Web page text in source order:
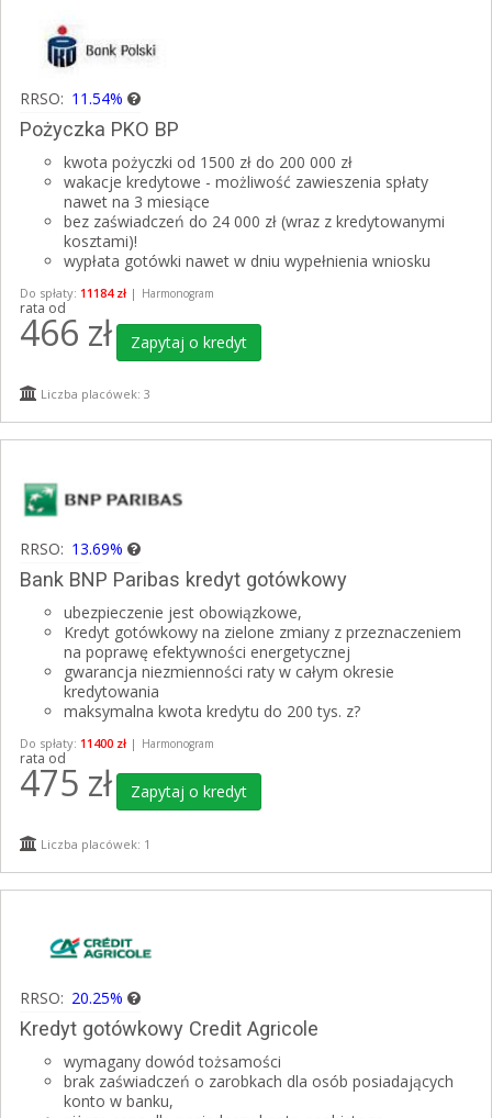
RRSO: 11.54%
Pożyczka PKO BP
kwota pożyczki od 1500 zł do 200 000 zł
wakacje kredytowe - możliwość zawieszenia spłaty
nawet na 3 miesiące
bez zaświadczeń do 24 000 zł (wraz z kredytowanymi
kosztami)!
wypłata gotówki nawet w dniu wypełnienia wniosku
Do spłaty: 11184 zł | Harmonogram
rata od
466 zł Zapytaj o kredyt
Liczba placówek: 3
RRSO: 13.69%
Bank BNP Paribas kredyt gotówkowy
ubezpieczenie jest obowiązkowe,
Kredyt gotówkowy na zielone zmiany z przeznaczeniem
na poprawę efektywności energetycznej
gwarancja niezmienności raty w całym okresie
kredytowania
maksymalna kwota kredytu do 200 tys. z?
Do spłaty: 11400 zł | Harmonogram
rata od
475 zł Zapytaj o kredyt
Liczba placówek: 1
RRSO: 20.25%
Kredyt gotówkowy Credit Agricole
wymagany dowód tożsamości
brak zaświadczeń o zarobkach dla osób posiadających
konto w banku,